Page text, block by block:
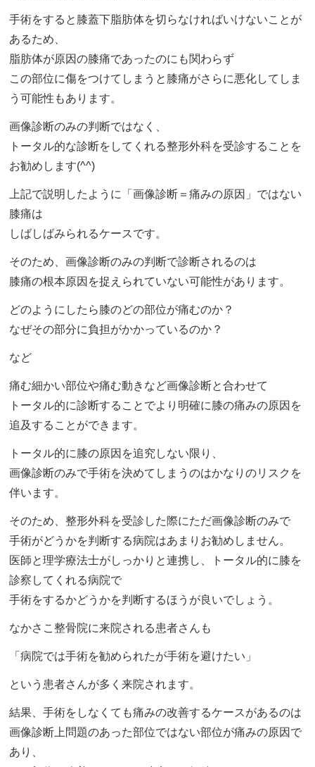
手術をすると膝蓋下脂肪体を切らなければいけないことが
あるため、
脂肪体が原因の膝痛であったのにも関わらず
この部位に傷をつけてしまうと膝痛がさらに悪化してしま
う可能性もあります。
画像診断のみの判断ではなく、
トータル的な診断をしてくれる整形外科を受診することを
お勧めします(^^)
上記で説明したように「画像診断＝痛みの原因」ではない
膝痛は
しばしばみられるケースです。
そのため、画像診断のみの判断で診断されるのは
膝痛の根本原因を捉えられていない可能性があります。
どのようにしたら膝のどの部位が痛むのか？
なぜその部分に負担がかかっているのか？
など
痛む細かい部位や痛む動きなど画像診断と合わせて
トータル的に診断することでより明確に膝の痛みの原因を
追及することができます。
トータル的に膝の原因を追究しない限り、
画像診断のみで手術を決めてしまうのはかなりのリスクを
伴います。
そのため、整形外科を受診した際にただ画像診断のみで
手術がどうかを判断する病院はあまりお勧めしません。
医師と理学療法士がしっかりと連携し、トータル的に膝を
診察してくれる病院で
手術をするかどうかを判断するほうが良いでしょう。
なかさこ整骨院に来院される患者さんも
「病院では手術を勧められたが手術を避けたい」
という患者さんが多く来院されます。
結果、手術をしなくても痛みの改善するケースがあるのは
画像診断上問題のあった部位ではない部位が痛みの原因で
あり、